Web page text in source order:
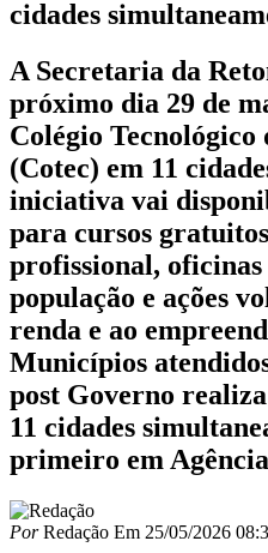
cidades
A Secretaria da
próximo dia 29 de
Colégio Tecnológico
(Cotec) em 11
iniciativa vai
para cursos
profissional,
população e ações
renda e ao
Municípios
post Governo
11 cidades
primeiro em
PorRedação Em 25/05/2026